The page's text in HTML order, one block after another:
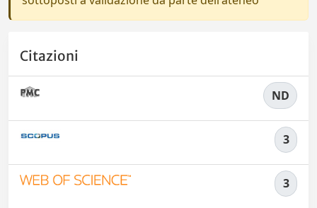
Citazioni
ND
3
3